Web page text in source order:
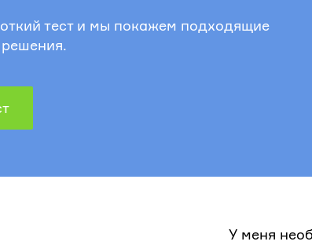
тест и мы покажем подходящие
У меня